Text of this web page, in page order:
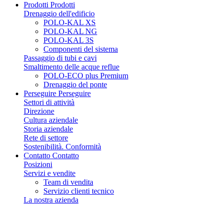
Prodotti Prodotti
Drenaggio dell'edificio
POLO-KAL XS
POLO-KAL NG
POLO-KAL 3S
Componenti del sistema
Passaggio di tubi e cavi
Smaltimento delle acque reflue
POLO-ECO plus Premium
Drenaggio del ponte
Perseguire Perseguire
Settori di attività
Direzione
Cultura aziendale
Storia aziendale
Rete di settore
Sostenibilità. Conformità
Contatto Contatto
Posizioni
Servizi e vendite
Team di vendita
Servizio clienti tecnico
La nostra azienda